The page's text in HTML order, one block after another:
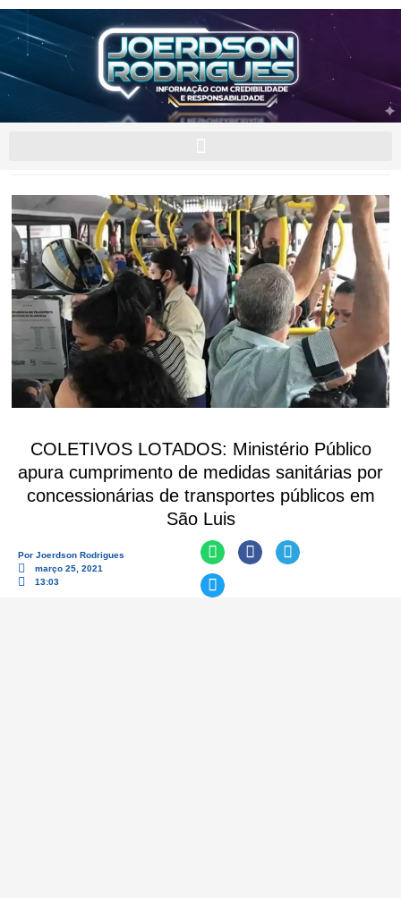
COLETIVOS LOTADOS: Ministério Público
apura cumprimento de medidas sanitárias por
concessionárias de transportes públicos em
São Luis
Por Joerdson Rodrigues
março 25, 2021
13:03